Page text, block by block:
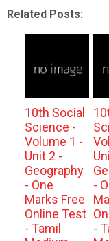
Related Posts:
10th Social
Science -
Volume 1 -
Unit 2 -
Geography
- One
Marks Free
Online Test
- Tamil
-
-